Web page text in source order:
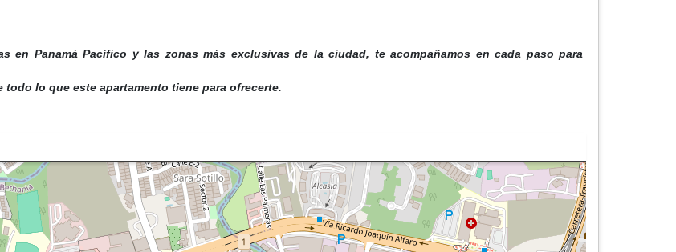
en Panamá Pacífico y las zonas más exclusivas de la ciudad, te acompañamos en cada paso para
lo que este apartamento tiene para ofrecerte.